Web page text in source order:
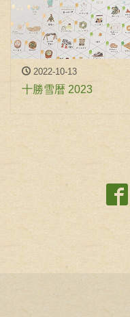
2022-10-13
十勝雪暦 2023